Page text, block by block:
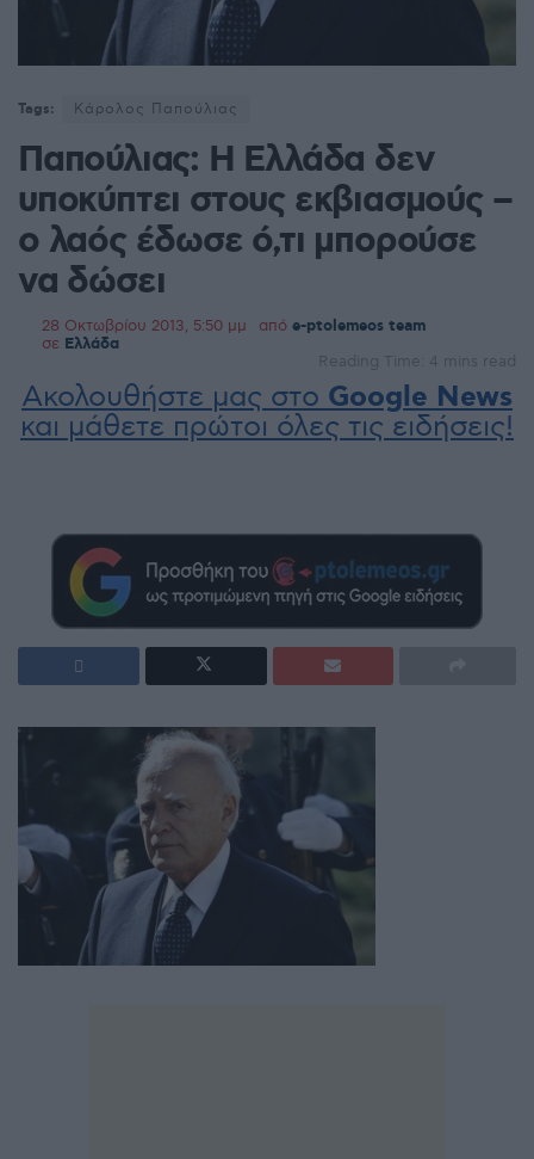
Tags: Κάρολος Παπούλιας
Παπούλιας: Η Ελλάδα δεν
υποκύπτει στους εκβιασμούς –
ο λαός έδωσε ό,τι μπορούσε
να δώσει
28 Οκτωβρίου 2013, 5:50 μμ από e-ptolemeos team
σε Ελλάδα
Reading Time: 4 mins read
Ακολουθήστε μας στο Google News
και μάθετε πρώτοι όλες τις ειδήσεις!